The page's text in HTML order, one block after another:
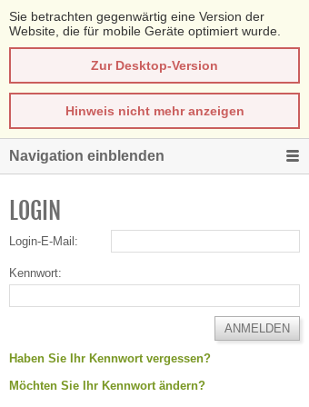
Sie betrachten gegenwärtig eine Version der
Website, die für mobile Geräte optimiert wurde.
Zur Desktop-Version
Hinweis nicht mehr anzeigen
Navigation einblenden
LOGIN
Login-E-Mail:
Kennwort:
Haben Sie Ihr Kennwort vergessen?
Möchten Sie Ihr Kennwort ändern?